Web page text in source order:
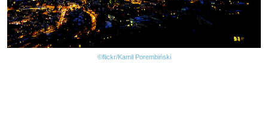
©flickr/Kamil Porembiński